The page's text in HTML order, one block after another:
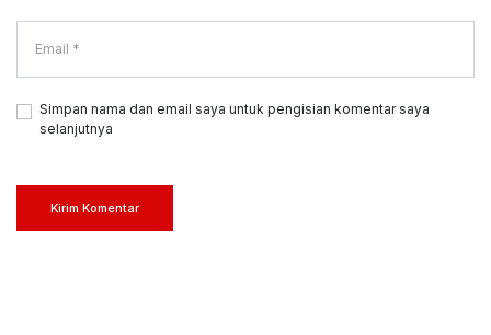
Simpan nama dan email saya untuk pengisian komentar saya
selanjutnya
Kirim Komentar